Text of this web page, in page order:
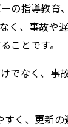
の指導教育
く、事故や
ことです。
でなく、事
く、更新
正常に機
が保存さ
に使われ
していま
利用に影